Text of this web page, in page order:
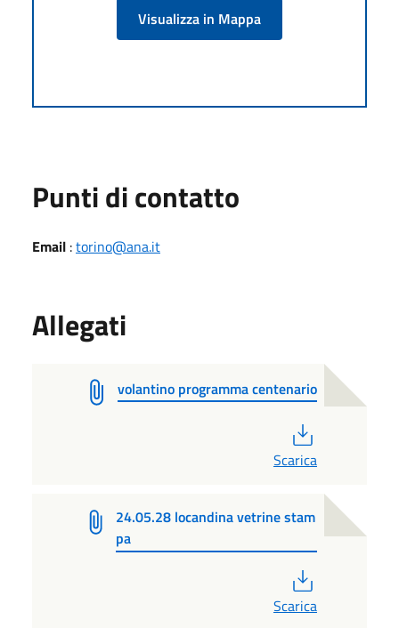
Visualizza in Mappa
Punti di contatto
Email :torino@ana.it
Allegati
volantino programma centenario
Scarica
24.05.28 locandina vetrine stam
pa
Scarica